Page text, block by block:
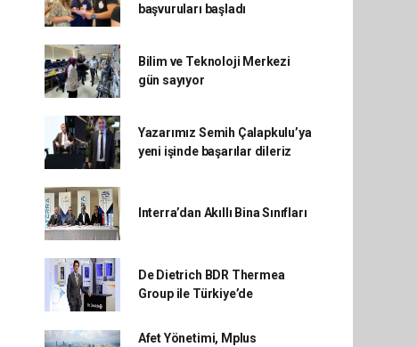
başvuruları başladı
Bilim ve Teknoloji Merkezi
gün sayıyor
Yazarımız Semih Çalapkulu’ya
yeni işinde başarılar dileriz
Interra’dan Akıllı Bina Sınıfları
De Dietrich BDR Thermea
Group ile Türkiye’de
Afet Yönetimi, Mplus